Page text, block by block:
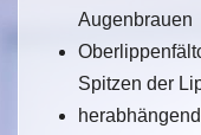
Augenbrauen
Spitzen der